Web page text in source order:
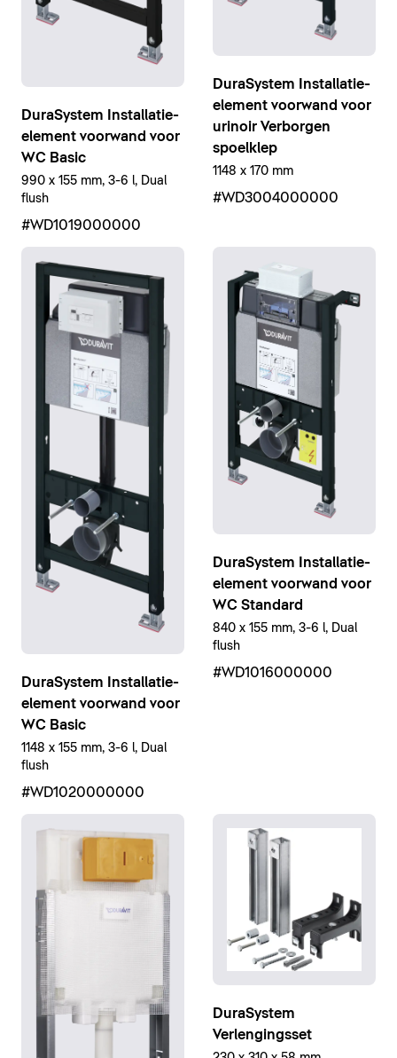
DuraSystem Installatie-
element voorwand voor
WC Basic
990 x 155 mm, 3-6 l, Dual
flush
#WD1019000000
DuraSystem Installatie-
element voorwand voor
urinoir Verborgen
spoelklep
1148 x 170 mm
#WD3004000000
DuraSystem Installatie-
element voorwand voor
WC Basic
1148 x 155 mm, 3-6 l, Dual
flush
#WD1020000000
DuraSystem Installatie-
element voorwand voor
WC Standard
840 x 155 mm, 3-6 l, Dual
flush
#WD1016000000
DuraSystem
Verlengingsset